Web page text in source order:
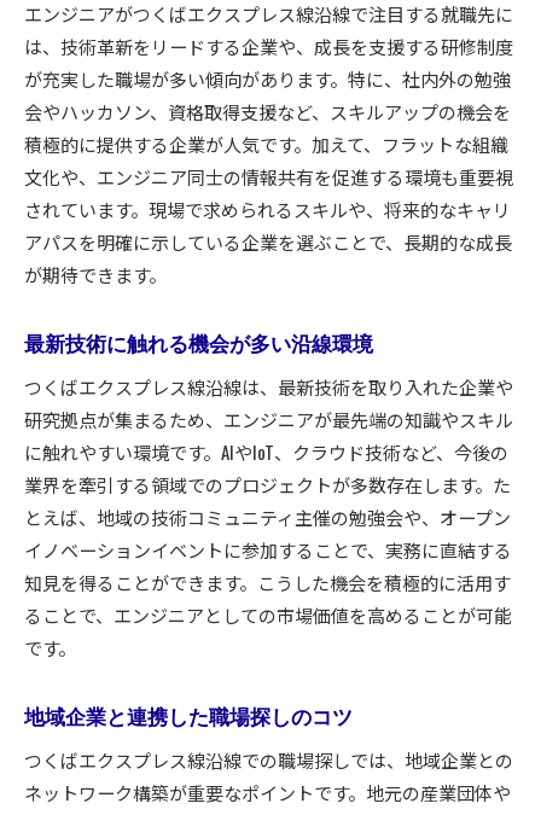
エンジニアがつくばエクスプレス線沿線で注目する就職先に
は、技術革新をリードする企業や、成長を支援する研修制度
が充実した職場が多い傾向があります。特に、社内外の勉強
会やハッカソン、資格取得支援など、スキルアップの機会を
積極的に提供する企業が人気です。加えて、フラットな組織
文化や、エンジニア同士の情報共有を促進する環境も重要視
されています。現場で求められるスキルや、将来的なキャリ
アパスを明確に示している企業を選ぶことで、長期的な成長
が期待できます。
最新技術に触れる機会が多い沿線環境
つくばエクスプレス線沿線は、最新技術を取り入れた企業や
研究拠点が集まるため、エンジニアが最先端の知識やスキル
に触れやすい環境です。AIやIoT、クラウド技術など、今後の
業界を牽引する領域でのプロジェクトが多数存在します。た
とえば、地域の技術コミュニティ主催の勉強会や、オープン
イノベーションイベントに参加することで、実務に直結する
知見を得ることができます。こうした機会を積極的に活用す
ることで、エンジニアとしての市場価値を高めることが可能
です。
地域企業と連携した職場探しのコツ
つくばエクスプレス線沿線での職場探しでは、地域企業との
ネットワーク構築が重要なポイントです。地元の産業団体や